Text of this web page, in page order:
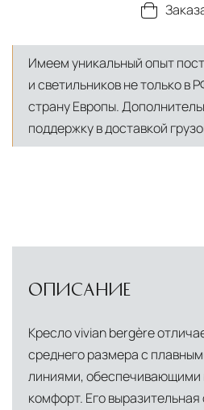
Имеем уникальный опыт
и светильников не только в
страну Европы.
поддержку в доставкой
ОПИСАНИЕ
Кресло vivian bergère
среднего размера с
линиями,
комфорт. Его